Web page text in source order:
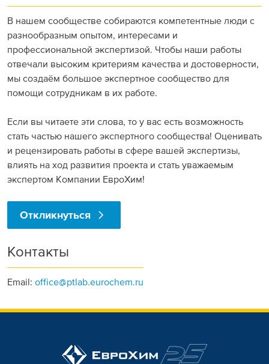
В нашем сообществе собираются компетентные люди с
разнообразным опытом, интересами и
профессиональной экспертизой. Чтобы наши работы
отвечали высоким критериям качества и достоверности,
мы создаём большое экспертное сообщество для
помощи сотрудникам в их работе.
Если вы читаете эти слова, то у вас есть возможность
стать частью нашего экспертного сообщества! Оценивать
и рецензировать работы в сфере вашей экспертизы,
влиять на ход развития проекта и стать уважаемым
экспертом Компании ЕвроХим!
Откликнуться
Контакты
Email: office@ptlab.eurochem.ru